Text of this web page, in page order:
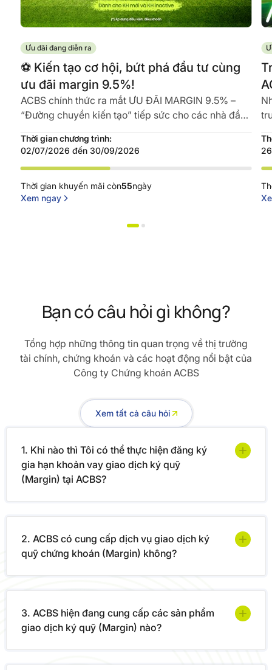
Ưu đãi đang diễn ra
️⚽ Kiến tạo cơ hội, bứt phá đầu tư cùng
ưu đãi margin 9.5%!
ACBS chính thức ra mắt ƯU ĐÃI MARGIN 9.5% –
“Đường chuyền kiến tạo” tiếp sức cho các nhà đầu
Thời gian chương trình:
02/07/2026 đến 30/09/2026
Thời gian khuyến mãi còn55ngày
Xem ngay
Bạn có câu hỏi gì không?
Tổng hợp những thông tin quan trọng về thị trường
tài chính, chứng khoán và các hoạt động nổi bật của
Công ty Chứng khoán ACBS
Xem tất cả câu hỏi
1. Khi nào thì Tôi có thể thực hiện đăng ký
gia hạn khoản vay giao dịch ký quỹ
(Margin) tại ACBS?
2. ACBS có cung cấp dịch vụ giao dịch ký
quỹ chứng khoán (Margin) không?
3. ACBS hiện đang cung cấp các sản phẩm
giao dịch ký quỹ (Margin) nào?